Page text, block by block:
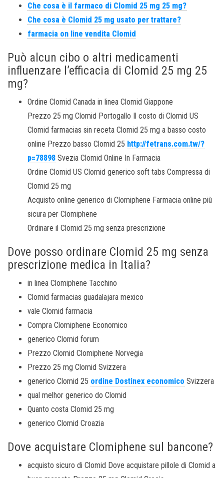
Che cosa è il farmaco di Clomid 25 mg 25 mg?
Che cosa è Clomid 25 mg usato per trattare?
farmacia on line vendita Clomid
Può alcun cibo o altri medicamenti
influenzare l’efficacia di Clomid 25 mg 25
mg?
Ordine Clomid Canada in linea Clomid Giappone
Prezzo 25 mg Clomid Portogallo Il costo di Clomid US
Clomid farmacias sin receta Clomid 25 mg a basso costo
online Prezzo basso Clomid 25 http://fetrans.com.tw/?
p=78898 Svezia Clomid Online In Farmacia
Ordine Clomid US Clomid generico soft tabs Compressa di
Clomid 25 mg
Acquisto online generico di Clomiphene Farmacia online più
sicura per Clomiphene
Ordinare il Clomid 25 mg senza prescrizione
Dove posso ordinare Clomid 25 mg senza
prescrizione medica in Italia?
in linea Clomiphene Tacchino
Clomid farmacias guadalajara mexico
vale Clomid farmacia
Compra Clomiphene Economico
generico Clomid forum
Prezzo Clomid Clomiphene Norvegia
Prezzo 25 mg Clomid Svizzera
generico Clomid 25 ordine Dostinex economico Svizzera
qual melhor generico do Clomid
Quanto costa Clomid 25 mg
generico Clomid Croazia
Dove acquistare Clomiphene sul bancone?
acquisto sicuro di Clomid Dove acquistare pillole di Clomid a